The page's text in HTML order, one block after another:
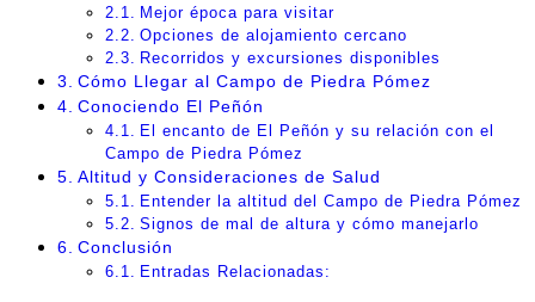
Mejor época para visitar
Opciones de alojamiento cercano
Recorridos y excursiones disponibles
Cómo Llegar al Campo de Piedra Pómez
Conociendo El Peñón
El encanto de El Peñón y su relación con el
Campo de Piedra Pómez
Altitud y Consideraciones de Salud
Entender la altitud del Campo de Piedra Pómez
Signos de mal de altura y cómo manejarlo
Conclusión
Entradas Relacionadas: